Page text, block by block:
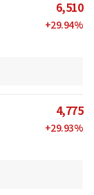
6,510
+29.94%
4,775
+29.93%